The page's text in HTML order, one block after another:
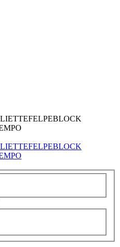
FELPEBLOCK
FELPEBLOCK